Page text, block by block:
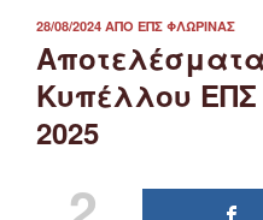
ΔΗΜΟΣΙΕΎΤΗΚΕ
ΣΤΙΣ
28/08/2024 ΑΠΌ ΕΠΣ ΦΛΏΡΙΝΑΣ
Κυπέλλου
2025